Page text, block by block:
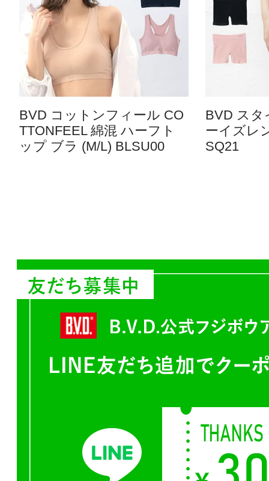
BVD コットンフィール CO
TTONFEEL 綿混 ハーフト
ップ ブラ (M/L) BLSU00
BVD スタ
ーイズレ
SQ21